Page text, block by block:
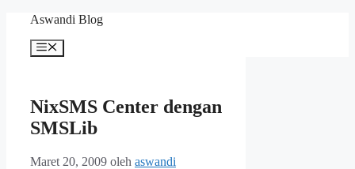
Langsung
Aswandi Blog
Menu
NixSMS Center dengan
SMSLib
Maret 20, 2009 oleh aswandi